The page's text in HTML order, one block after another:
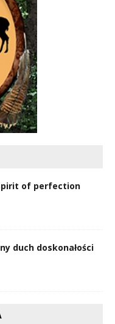
of perfection
duch doskonałości